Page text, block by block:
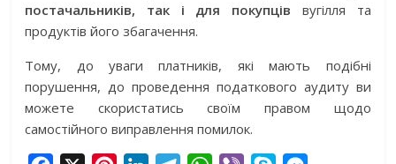
постачальників, так і для покупців вугілля та
продуктів його збагачення.
Тому, до уваги платників, які мають подібні
порушення, до проведення податкового аудиту ви
можете скористатись своїм правом щодо
самостійного виправлення помилок.